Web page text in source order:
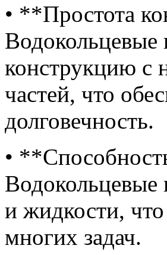
• **Простота
конструкцию с
частей, что
долговечность.
•
Водокольцевые
и жидкости,
многих задач.